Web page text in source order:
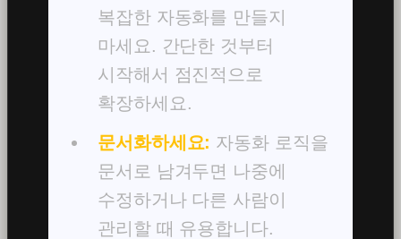
복잡한 자동화를 만들지
마세요. 간단한 것부터
시작해서 점진적으로
확장하세요.
문서화하세요: 자동화 로직을
문서로 남겨두면 나중에
수정하거나 다른 사람이
관리할 때 유용합니다.